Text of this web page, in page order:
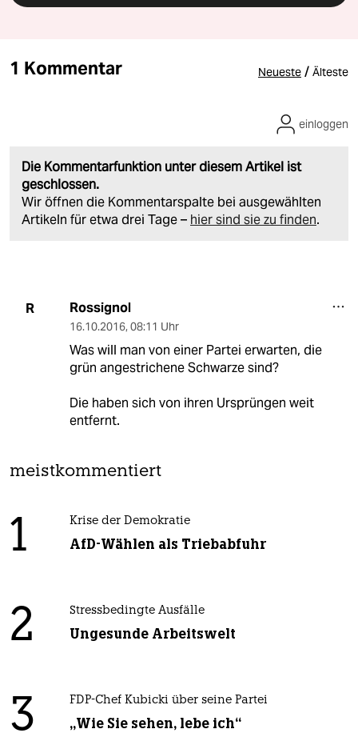
1 Kommentar Neueste / Älteste
Die Kommentarfunktion unter diesem Artikel ist
geschlossen.
Wir öffnen die Kommentarspalte bei ausgewählten
Artikeln für etwa drei Tage – hier sind sie zu finden.
einloggen
R Rossignol
16.10.2016, 08:11 Uhr
Was will man von einer Partei erwarten, die
grün angestrichene Schwarze sind?
Die haben sich von ihren Ursprüngen weit
entfernt.
meistkommentiert
1 Krise der Demokratie
AfD-Wählen als Triebabfuhr
2 Stressbedingte Ausfälle
Ungesunde Arbeitswelt
3 FDP-Chef Kubicki über seine Partei
„Wie Sie sehen, lebe ich“